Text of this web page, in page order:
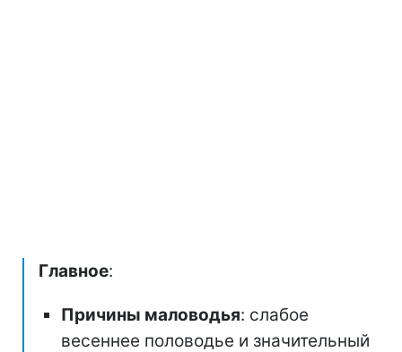
Главное:
Причины маловодья: слабое
весеннее половодье и значительный